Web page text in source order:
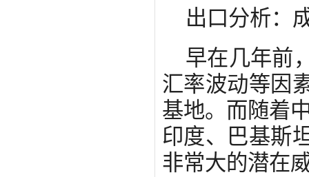
出口分析：
早在几年前
汇率波动等因
基地。而随着
印度、巴基斯
非常大的潜在